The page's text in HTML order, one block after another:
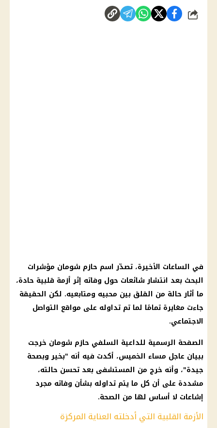
شارك
في الساعات الأخيرة، تصدّر اسم حازم شومان مؤشرات
البحث بعد انتشار شائعات حول وفاته إثر أزمة قلبية حادة،
ما أثار حالة من القلق بين محبيه ومتابعيه. لكن الحقيقة
جاءت مغايرة تمامًا لما تم تداوله على مواقع التواصل
الاجتماعي.
الصفحة الرسمية للداعية السلفي حازم شومان خرجت
ببيان عاجل مساء الخميس، أكدت فيه أنه "بخير وبصحة
جيدة"، وأنه خرج من المستشفى بعد تحسن حالته،
مشددة على أن كل ما يتم تداوله بشأن وفاته مجرد
إشاعات لا أساس لها من الصحة.
الأزمة القلبية التي أدخلته العناية المركزة